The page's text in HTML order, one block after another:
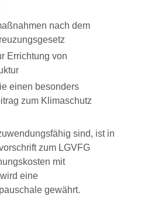
nach dem
Errichtung von
einen besonders
zum Klimaschutz
sind, ist in
zum LGVFG
mit
eine
gewährt.